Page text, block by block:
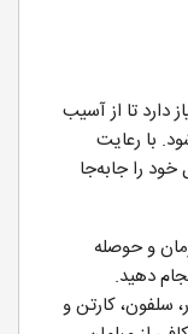
دارد تا از آسیب
با رعایت
خود را جابه‌جا
و حوصله
دهید.
سلفون، کارتن و